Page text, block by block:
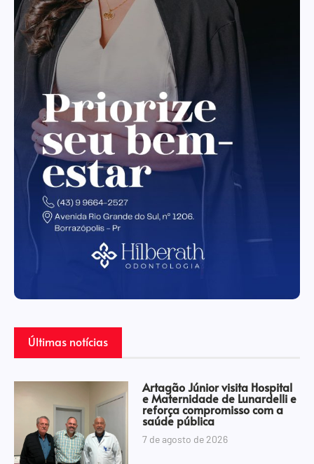
Últimas notícias
Artagão Júnior visita Hospital
e Maternidade de Lunardelli e
reforça compromisso com a
saúde pública
7 de agosto de 2026